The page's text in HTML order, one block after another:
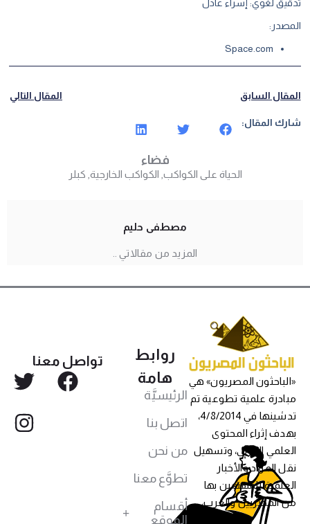
تدقيق لغوي: إسراء عادل
المصدر:
Space.com
المقال السابق المقال التالي
شارك المقال:
فضاء
الحياة على الكواكب الكواكب الخارجية كبلر
مصطفى حليم
المزيد من مقالاتي ..
«الباحثون المصريون» هي
مبادرة علمية تطوعية تم
تدشينها في 4/8/2014،
بهدف إثراء المحتوى
العلمي العربي، وتسهيل
نقل المواد والأخبار
العلمية للمهتمين بها
من المصريين والعرب،
روابط
هامة
الرئيسيَّة
اتصل بنا
من نحن
تطوَّع معنا
أقسام
الموقع
تواصل معنا